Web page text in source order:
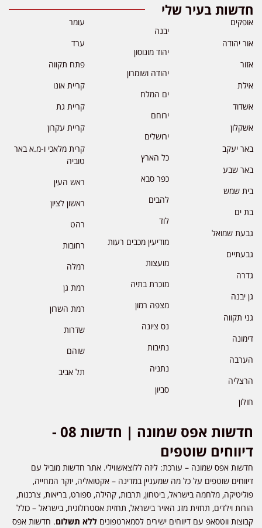
חדשות בעיר שלי
אופקים
אור יהודה
אזור
אילת
אשדוד
אשקלון
באר יעקב
באר שבע
בית שמש
בת ים
גבעת שמואל
גבעתיים
גדרה
גן יבנה
גני תקווה
דימונה
הערבה
הרצליה
חולון
יבנה
יהוד מונוסון
יהודה ושומרון
ים המלח
ירוחם
ירושלים
כל הארץ
כפר סבא
להבים
לוד
מודיעין מכבים רעות
מועצות
מזכרת בתיה
מצפה רמון
נס ציונה
נתיבות
נתניה
סביון
עומר
ערד
פתח תקווה
קריית אונו
קריית גת
קריית עקרון
קרית מלאכי ו-מ.א באר
טוביה
ראש העין
ראשון לציון
רהט
רחובות
רמלה
רמת גן
רמת השרון
שדרות
שוהם
תל אביב
חדשות אפס שמונה | חדשות 08 -
דיווחים שוטפים
חדשות אפס שמונה – עורכת: ליזה ללוצאשווילי. אתר חדשות מוביל עם
דיווחים שוטפים על כל מה שמעניין במדינה – אקטואליה, יוקר המחייה,
פוליטיקה, מלחמה בישראל, ביטחון, תרבות, קהילה, ספורט, בריאות, צרכנות,
הורות וילדים, תחזית מזג האויר בישראל, תחזית אסטרולוגית, בישראל – כולל
קבוצות ווטסאפ עם דיווחים ישירים לסמארטפונים ללא תשלום. חדשות אפס